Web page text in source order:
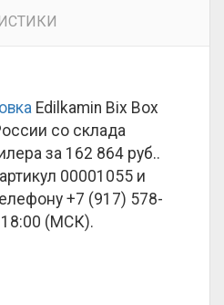
Edilkamin Bix Box
со склада
за 162 864 руб..
00001055 и
+7 (917) 578-
18:00 (МСК).